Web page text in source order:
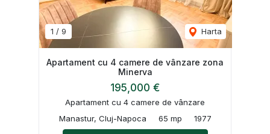
1 / 9 Harta
Apartament cu 4 camere de vânzare zona
Minerva
195,000 €
Apartament cu 4 camere de vânzare
Manastur, Cluj-Napoca
65 mp 1977